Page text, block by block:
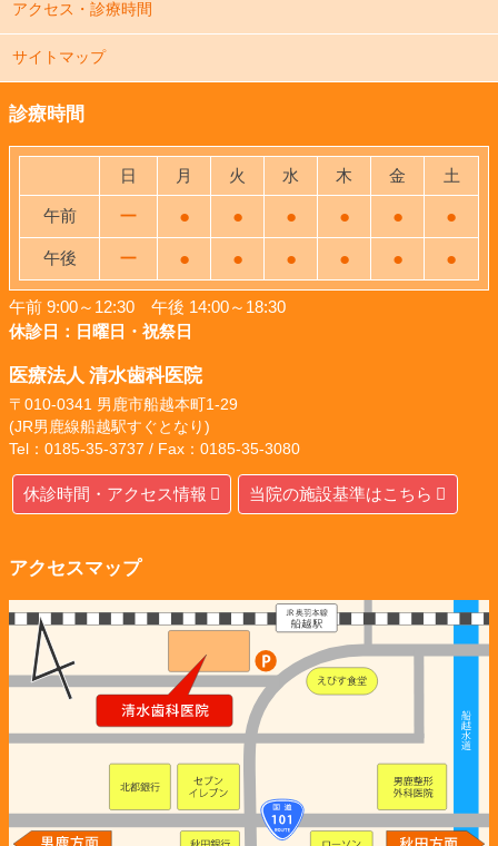
アクセス・診療時間
サイトマップ
診療時間
日 月 火 水 木 金 土
午前 ー ● ● ● ● ● ●
午後 ー ● ● ● ● ● ●
午前 9:00～12:30 午後 14:00～18:30
休診日：日曜日・祝祭日
医療法人 清水歯科医院
〒010-0341 男鹿市船越本町1-29
(JR男鹿線船越駅すぐとなり)
Tel：0185-35-3737 / Fax：0185-35-3080
休診時間・アクセス情報 当院の施設基準はこちら
アクセスマップ